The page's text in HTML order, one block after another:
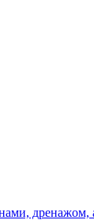
дренажом,